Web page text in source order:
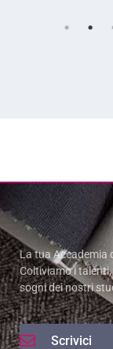
La tua Accademia
Coltiviamo i
sogni dei nostri
Scrivici